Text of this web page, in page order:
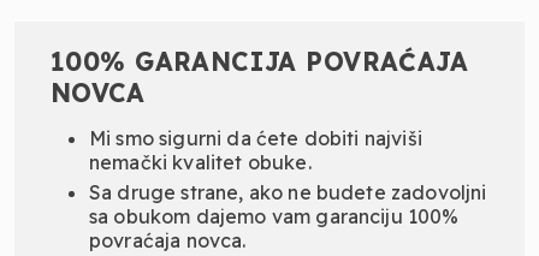
100% GARANCIJA POVRAĆAJA
NOVCA
Mi smo sigurni da ćete dobiti najviši
nemački kvalitet obuke.
Sa druge strane, ako ne budete zadovoljni
sa obukom dajemo vam garanciju 100%
povraćaja novca.